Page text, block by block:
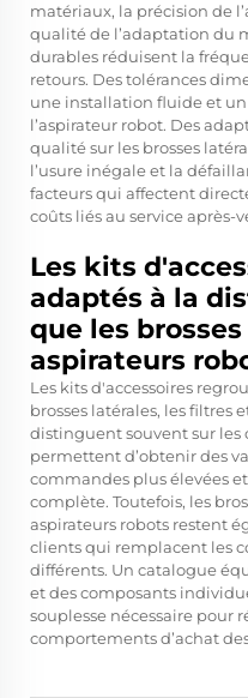
matériaux, la précision de
qualité de l’adaptation du
durables réduisent la
retours. Des tolérances
une installation fluide et
l’aspirateur robot. Des
qualité sur les brosses
l’usure inégale et la
facteurs qui affectent
coûts liés au service après-
Les kits
adaptés à la
que les
aspirateurs
Les kits d'accessoires
brosses latérales, les filtres
distinguent souvent sur
permettent d’obtenir des
commandes plus élevées
complète. Toutefois, les
aspirateurs robots restent
clients qui remplacent les
différents. Un catalogue
et des composants
souplesse nécessaire pour
comportements d’achat